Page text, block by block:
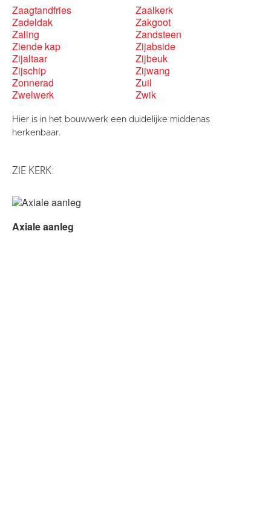
Zaagtandfries
Zaalkerk
Zadeldak
Zakgoot
Zaling
Zandsteen
Ziende kap
Zijabside
Zijaltaar
Zijbeuk
Zijschip
Zijwang
Zonnerad
Zuil
Zwelwerk
Zwik
Hier is in het bouwwerk een duidelijke middenas
herkenbaar.
ZIE KERK:
Axiale aanleg